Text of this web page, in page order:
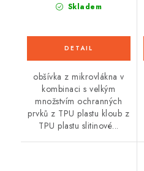
Skladem
obšívka z mikrovlákna v
kombinaci s velkým
množstvím ochranných
prvků z TPU plastu kloub z
TPU plastu slitinové...